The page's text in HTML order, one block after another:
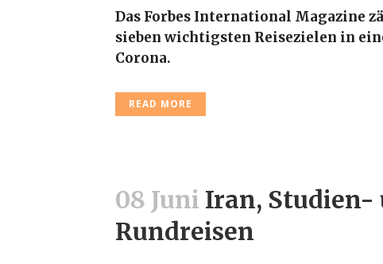
Das Forbes International Magazine
sieben wichtigsten Reisezielen in
Corona.
READ MORE
08 Juni Iran, Studien-
Rundreisen